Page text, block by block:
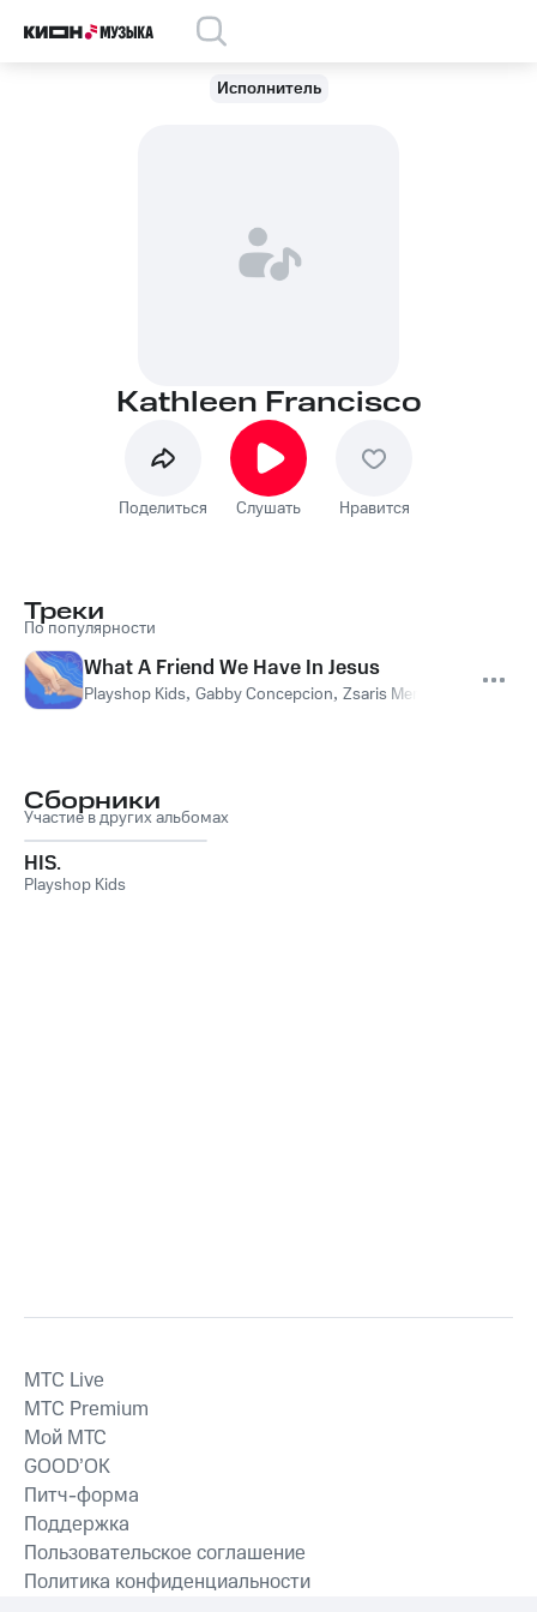
Исполнитель
Kathleen Francisco
Поделиться Слушать Нравится
Треки
По популярности
What A Friend We Have In Jesus
Playshop Kids, Gabby Concepcion, Zsaris Mendioro
Сборники
Участие в других альбомах
HIS.
Playshop Kids
MTС Live
MTС Premium
Мой МТС
GOOD’OK
Питч-форма
Поддержка
Пользовательское соглашение
Политика конфиденциальности